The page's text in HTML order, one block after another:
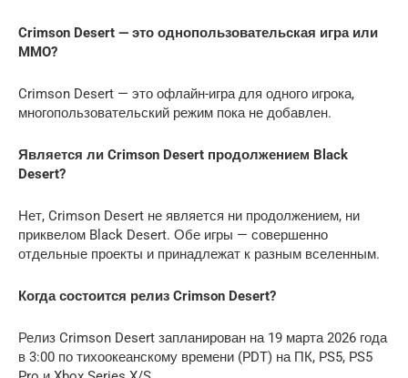
Crimson Desert — это однопользовательская игра или
MMO?
Crimson Desert — это офлайн-игра для одного игрока,
многопользовательский режим пока не добавлен.
Является ли Crimson Desert продолжением Black
Desert?
Нет, Crimson Desert не является ни продолжением, ни
приквелом Black Desert. Обе игры — совершенно
отдельные проекты и принадлежат к разным вселенным.
Когда состоится релиз Crimson Desert?
Релиз Crimson Desert запланирован на 19 марта 2026 года
в 3:00 по тихоокеанскому времени (PDT) на ПК, PS5, PS5